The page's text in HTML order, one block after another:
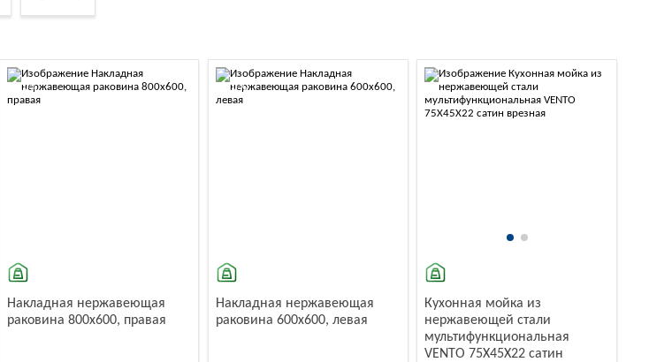
-10%
Накладная нержавеющая
раковина 800x600, правая
-10%
Накладная нержавеющая
раковина 600x600, левая
Кухонная мойка из
нержавеющей стали
мультифункциональная
VENTO 75X45X22 сатин